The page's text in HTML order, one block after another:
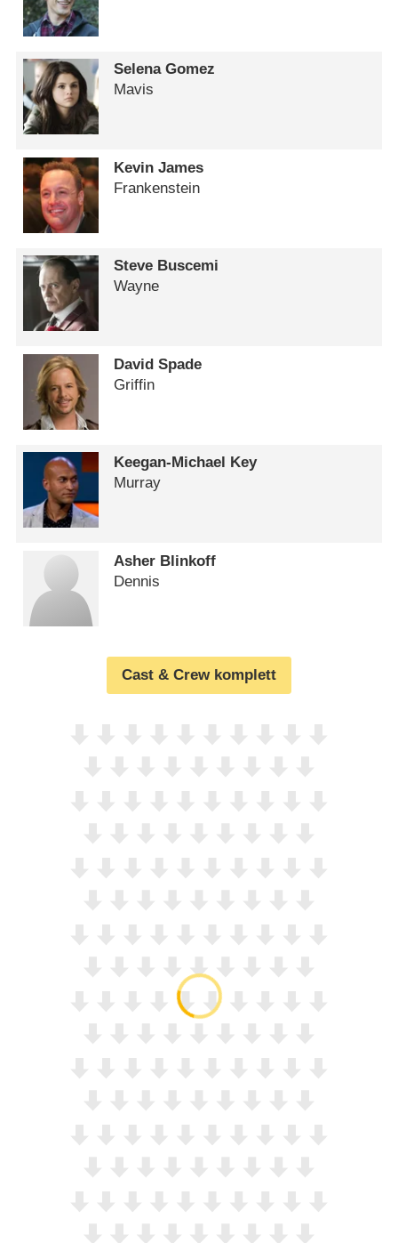
Selena Gomez
Mavis
Kevin James
Frankenstein
Steve Buscemi
Wayne
David Spade
Griffin
Keegan-Michael Key
Murray
Asher Blinkoff
Dennis
Cast & Crew komplett